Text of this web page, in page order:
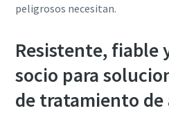
peligrosos necesitan.
Resistente, fiable
socio para
de tratamiento de